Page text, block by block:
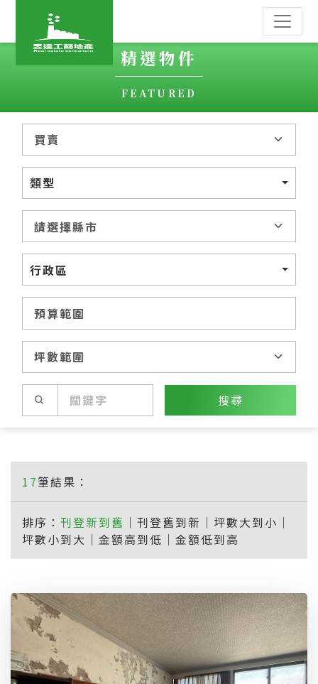
精選物件
FEATURED
類型
行政區
搜尋
17筆結果：
排序： 刊登新到舊 ｜ 刊登舊到新 ｜ 坪數大到小 ｜
坪數小到大 ｜ 金額高到低 ｜ 金額低到高